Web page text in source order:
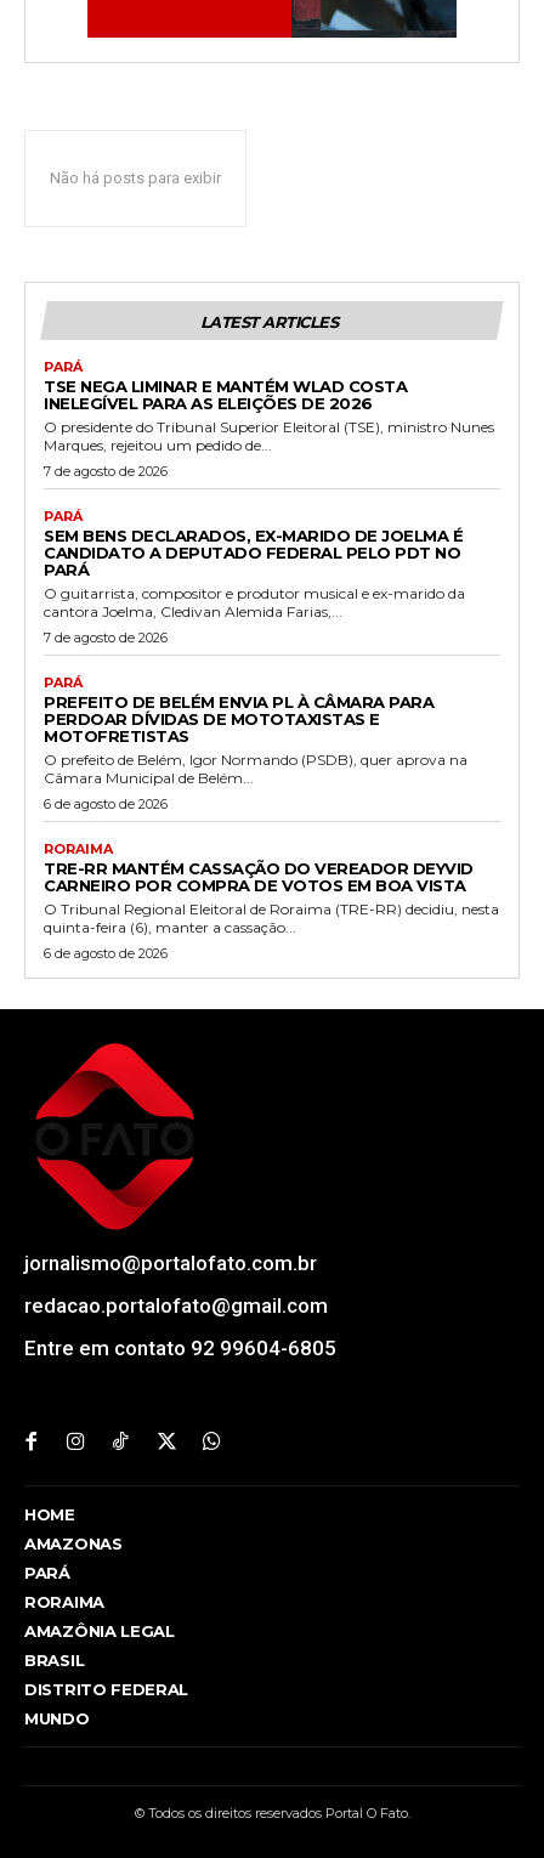
Não há posts para exibir
LATEST ARTICLES
PARÁ
TSE NEGA LIMINAR E MANTÉM WLAD COSTA
INELEGÍVEL PARA AS ELEIÇÕES DE 2026
O presidente do Tribunal Superior Eleitoral (TSE), ministro Nunes
Marques, rejeitou um pedido de...
7 de agosto de 2026
PARÁ
SEM BENS DECLARADOS, EX-MARIDO DE JOELMA É
CANDIDATO A DEPUTADO FEDERAL PELO PDT NO
PARÁ
O guitarrista, compositor e produtor musical e ex-marido da
cantora Joelma, Cledivan Alemida Farias,...
7 de agosto de 2026
PARÁ
PREFEITO DE BELÉM ENVIA PL À CÂMARA PARA
PERDOAR DÍVIDAS DE MOTOTAXISTAS E
MOTOFRETISTAS
O prefeito de Belém, Igor Normando (PSDB), quer aprova na
Câmara Municipal de Belém...
6 de agosto de 2026
RORAIMA
TRE-RR MANTÉM CASSAÇÃO DO VEREADOR DEYVID
CARNEIRO POR COMPRA DE VOTOS EM BOA VISTA
O Tribunal Regional Eleitoral de Roraima (TRE-RR) decidiu, nesta
quinta-feira (6), manter a cassação...
6 de agosto de 2026
jornalismo@portalofato.com.br
redacao.portalofato@gmail.com
Entre em contato 92 99604-6805
HOME
AMAZONAS
PARÁ
RORAIMA
AMAZÔNIA LEGAL
BRASIL
DISTRITO FEDERAL
MUNDO
© Todos os direitos reservados Portal O Fato.